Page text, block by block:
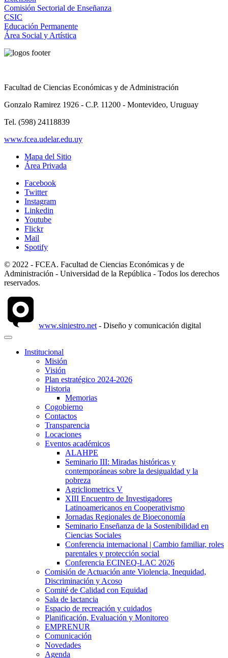
Comisión Sectorial de Enseñanza
CSIC
Educación Permanente
Área Social y Artística
Facultad de Ciencias Económicas y de Administración
Gonzalo Ramirez 1926 - C.P. 11200 - Montevideo, Uruguay
Tel. (598) 24118839
www.fcea.udelar.edu.uy
Mapa del Sitio
Área Privada
Facebook
Twitter
Instagram
Linkedin
Youtube
Flickr
Mail
Spotify
© 2022 - FCEA. Facultad de Ciencias Económicas y de
Administración - Universidad de la República - Todos los derechos
reservados.
www.siniestro.net - Diseño y comunicación digital
Institucional
Misión
Visión
Plan estratégico 2024-2026
Historia
Memorias
Cogobierno
Contactos
Transparencia
Locaciones
Eventos académicos
ALAHPE
Seminario III: Miradas históricas y
contemporáneas sobre la desigualdad y la
pobreza
Agricliometrics V
XIII Encuentro de Investigadores
Latinoamericanos en Cooperativismo
Jornadas Regionales de Bioeconomía
Seminario Enseñanza de la Sostenibilidad en
Ciencias Sociales
Conferencia internacional | Cambio familiar, roles
parentales y protección social
Conferencia ECINEQ-LAC 2026
Comisión de Actuación ante Violencia, Inequidad,
Discriminación y Acoso
Comité de Calidad con Equidad
Sala de lactancia
Espacio de recreación y cuidados
Planificación, Evaluación y Monitoreo
EMPRENUR
Comunicación
Novedades
Agenda